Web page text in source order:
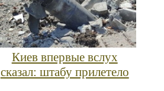
Киев впервые вслух
сказал: штабу прилетело